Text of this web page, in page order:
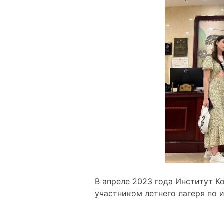
В апреле 2023 года Институт
участником летнего лагеря